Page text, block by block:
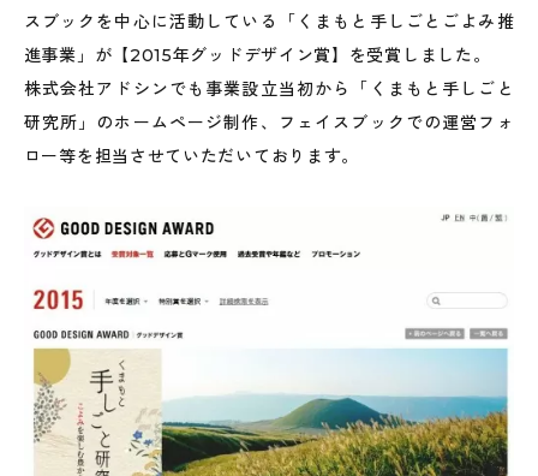
スブックを中心に活動している「くまもと手しごとごよみ推
進事業」が【2015年グッドデザイン賞】を受賞しました。
株式会社アドシンでも事業設立当初から「くまもと手しごと
研究所」のホームページ制作、フェイスブックでの運営フォ
ロー等を担当させていただいております。